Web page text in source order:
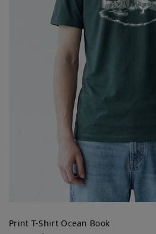
Print T-Shirt Ocean Book